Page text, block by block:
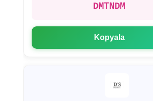
DMTNDM
Kopyala